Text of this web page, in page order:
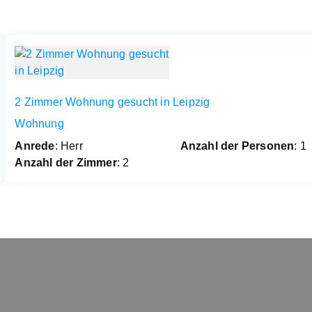
2 Zimmer Wohnung gesucht in Leipzig
Wohnung
Anrede: Herr Anzahl der Personen: 1
Anzahl der Zimmer: 2